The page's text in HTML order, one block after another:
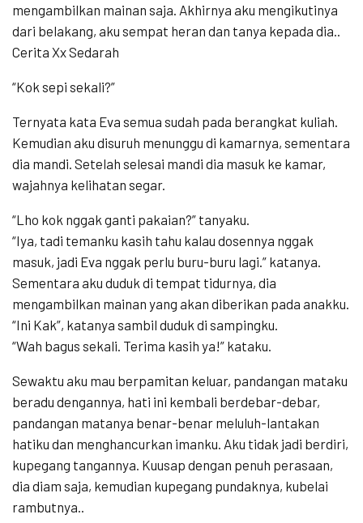
mengambilkan mainan saja. Akhirnya aku mengikutinya
dari belakang, aku sempat heran dan tanya kepada dia..
Cerita Xx Sedarah
“Kok sepi sekali?”
Ternyata kata Eva semua sudah pada berangkat kuliah.
Kemudian aku disuruh menunggu di kamarnya, sementara
dia mandi. Setelah selesai mandi dia masuk ke kamar,
wajahnya kelihatan segar.
“Lho kok nggak ganti pakaian?” tanyaku.
“Iya, tadi temanku kasih tahu kalau dosennya nggak
masuk, jadi Eva nggak perlu buru-buru lagi.” katanya.
Sementara aku duduk di tempat tidurnya, dia
mengambilkan mainan yang akan diberikan pada anakku.
“Ini Kak”, katanya sambil duduk di sampingku.
“Wah bagus sekali. Terima kasih ya!” kataku.
Sewaktu aku mau berpamitan keluar, pandangan mataku
beradu dengannya, hati ini kembali berdebar-debar,
pandangan matanya benar-benar meluluh-lantakan
hatiku dan menghancurkan imanku. Aku tidak jadi berdiri,
kupegang tangannya. Kuusap dengan penuh perasaan,
dia diam saja, kemudian kupegang pundaknya, kubelai
rambutnya..